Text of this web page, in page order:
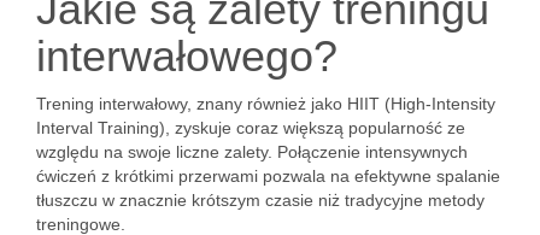
interwałowego?
Trening interwałowy, znany również jako HIIT (High-Intensity
Interval Training), zyskuje coraz większą popularność ze
względu na swoje liczne zalety. Połączenie intensywnych
ćwiczeń z krótkimi przerwami pozwala na efektywne spalanie
tłuszczu w znacznie krótszym czasie niż tradycyjne metody
treningowe.